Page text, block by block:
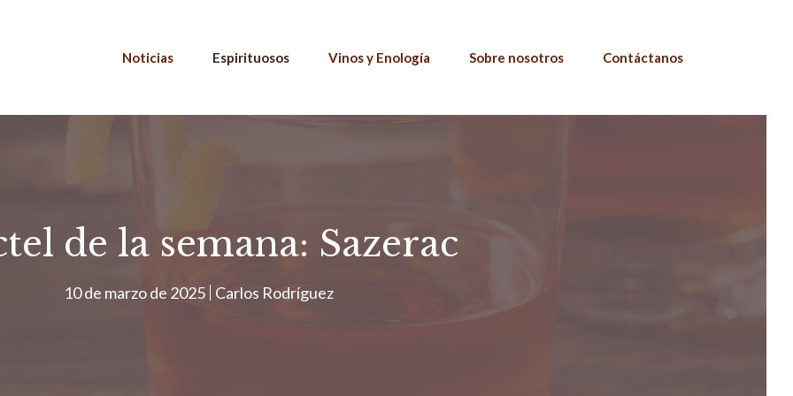
Noticias Espirituosos Vinos y Enología Sobre nosotros Contáctanos
de la semana: Sazerac
10 de marzo de 2025 Carlos Rodríguez